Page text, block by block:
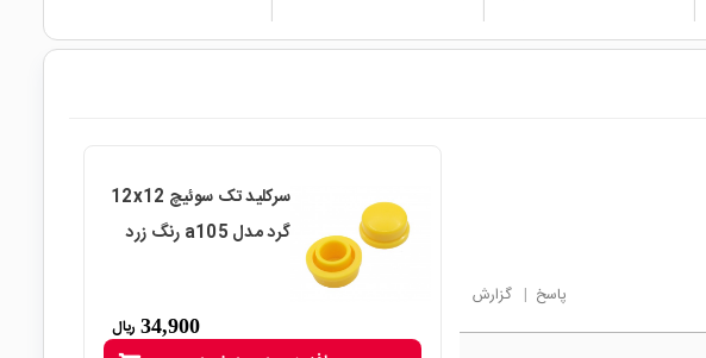
پاسخ | گزارش
سرکلید تک سوئیچ 12x12
گرد مدل a105 رنگ زرد
34,900 ریال